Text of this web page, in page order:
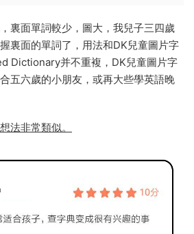
裏面單詞較少，圖大，我兒子三四歲
裏面的單詞了，用法和DK兒童圖片字
Dictionary并不重複，DK兒童圖片字
五六歲的小朋友，或再大些學英語晚
法非常類似。